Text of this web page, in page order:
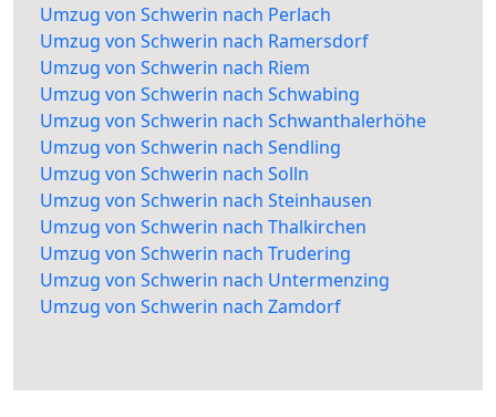
Umzug von Schwerin nach Perlach
Umzug von Schwerin nach Ramersdorf
Umzug von Schwerin nach Riem
Umzug von Schwerin nach Schwabing
Umzug von Schwerin nach Schwanthalerhöhe
Umzug von Schwerin nach Sendling
Umzug von Schwerin nach Solln
Umzug von Schwerin nach Steinhausen
Umzug von Schwerin nach Thalkirchen
Umzug von Schwerin nach Trudering
Umzug von Schwerin nach Untermenzing
Umzug von Schwerin nach Zamdorf